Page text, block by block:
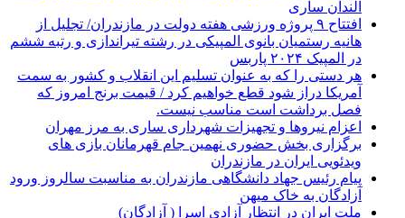
الندان ساری
افتتاح ۹ پروژه ورزشی هفته دولت در مازندران/ تجلیل از
هانیه رستمیان بانوی المپیکی در رشته تیراندازی و رتبه ششم
در المپیک ۲۰۲۴ پاربس
هر دستی را که به عنوان تسلیم این انقلاب و کشور به سمت
آمريکا دراز شود قطع خواهیم کرد / قیمت برنج امروز که
فصل برداشت است مناسب نیست.
اعزام نیروها و تجهیزات شهرداری ساری به مرز مهران
برگزاری بخش حضوری نهمین جام قهرمانان بازی های
ویدئویی ایران در مازندران
پیام رئیس جهاد دانشگاهی مازندران به مناسبت سالروز ورود
آزادگان به خاک میهن
ملت ایران در انتظار آزادی اسرا ( آزادگان)